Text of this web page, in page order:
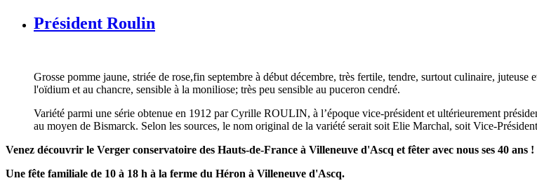
Président Roulin
Grosse pomme jaune, striée de rose,fin septembre à début décembre, très fertile, tendre, surtout culinaire,
l'oïdium et au chancre, sensible à la moniliose; très peu sensible au puceron cendré.
Variété parmi une série obtenue en 1912 par Cyrille ROULIN, à l’époque vice-président et ultérieurement
au moyen de Bismarck. Selon les sources, le nom original de la variété serait soit Elie Marchal, soit Vice-
Venez découvrir le Verger conservatoire des Hauts-de-France à Villeneuve d'Ascq et fêter avec nous ses 40 ans !
Une fête familiale de 10 à 18 h à la ferme du Héron à Villeneuve d'Ascq.